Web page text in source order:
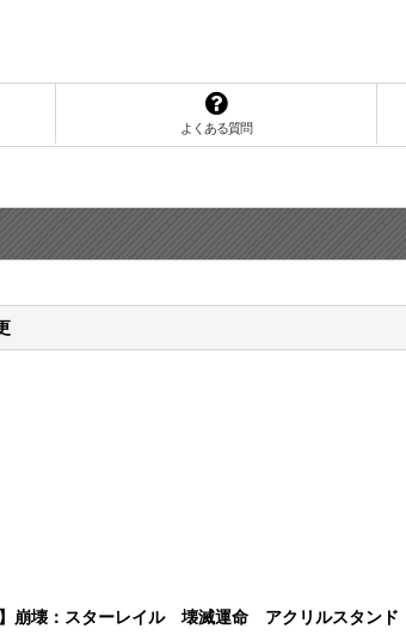
よくある質問
】崩壊：スターレイル 壊滅運命 アクリルスタンド